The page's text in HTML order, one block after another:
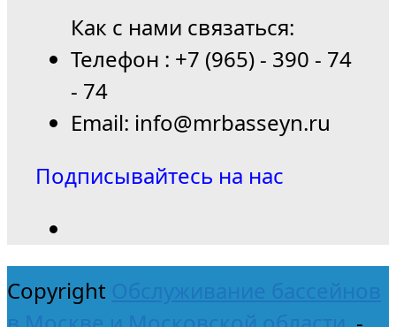
Как с нами связаться:
Телефон : +7 (965) - 390 - 74
- 74
Email: info@mrbasseyn.ru
Подписывайтесь на нас
Copyright Обслуживание бассейнов